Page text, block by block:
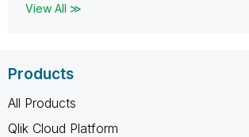
View All ≫
Products
All Products
Qlik Cloud Platform